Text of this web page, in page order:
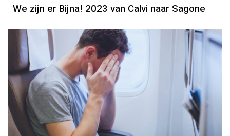
We zijn er Bijna! 2023 van Calvi naar Sagone